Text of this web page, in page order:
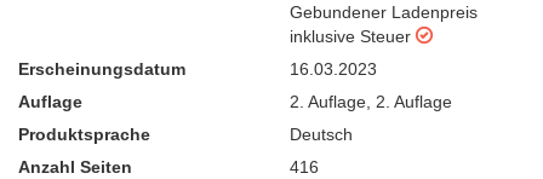
Gebundener Ladenpreis
inklusive Steuer
Erscheinungsdatum
16.03.2023
Auflage
2. Auflage 2. Auflage
Produktsprache
Deutsch
Anzahl Seiten
416